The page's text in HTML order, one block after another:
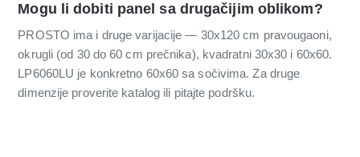
Mogu li dobiti panel sa drugačijim oblikom?
PROSTO ima i druge varijacije — 30x120 cm pravougaoni,
okrugli (od 30 do 60 cm prečnika), kvadratni 30x30 i 60x60.
LP6060LU je konkretno 60x60 sa sočivima. Za druge
dimenzije proverite katalog ili pitajte podršku.